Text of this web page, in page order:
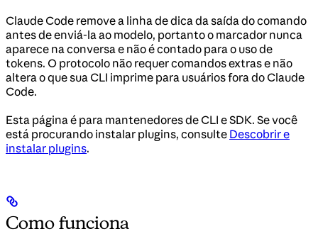
Claude Code remove a linha de dica da saída do comando
antes de enviá-la ao modelo, portanto o marcador nunca
aparece na conversa e não é contado para o uso de
tokens. O protocolo não requer comandos extras e não
altera o que sua CLI imprime para usuários fora do Claude
Code.
Esta página é para mantenedores de CLI e SDK. Se você
está procurando instalar plugins, consulte Descobrir e
instalar plugins.
Como funciona